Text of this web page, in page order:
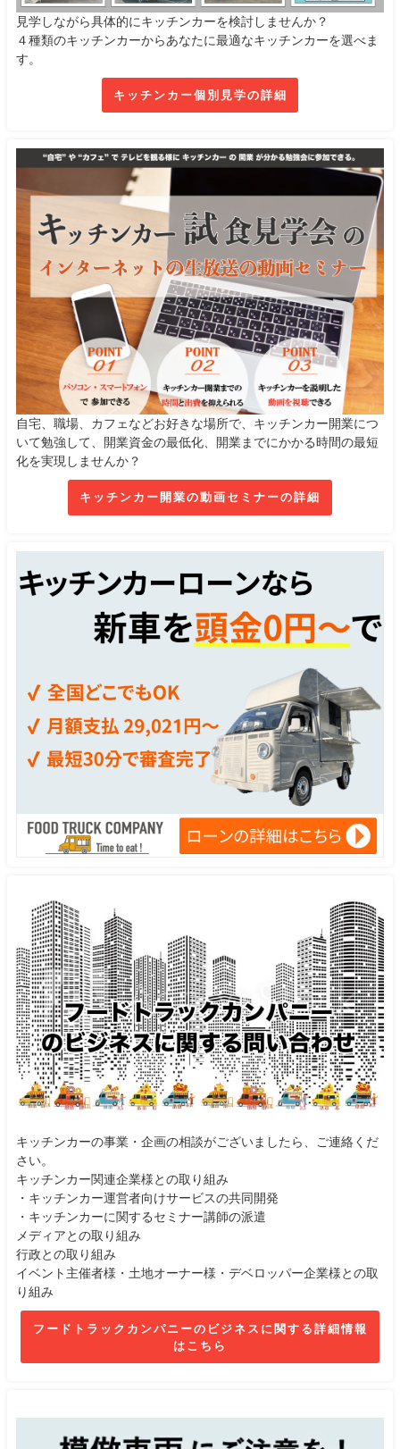
見学しながら具体的にキッチンカーを検討しませんか？
４種類のキッチンカーからあなたに最適なキッチンカーを選べま
す。
キッチンカー個別見学の詳細
自宅、職場、カフェなどお好きな場所で、キッチンカー開業につ
いて勉強して、開業資金の最低化、開業までにかかる時間の最短
化を実現しませんか？
キッチンカー開業の動画セミナーの詳細
キッチンカーの事業・企画の相談がございましたら、ご連絡くだ
さい。
キッチンカー関連企業様との取り組み
・キッチンカー運営者向けサービスの共同開発
・キッチンカーに関するセミナー講師の派遣
メディアとの取り組み
行政との取り組み
イベント主催者様・土地オーナー様・デベロッパー企業様との取
り組み
フードトラックカンパニーのビジネスに関する詳細情報
はこちら